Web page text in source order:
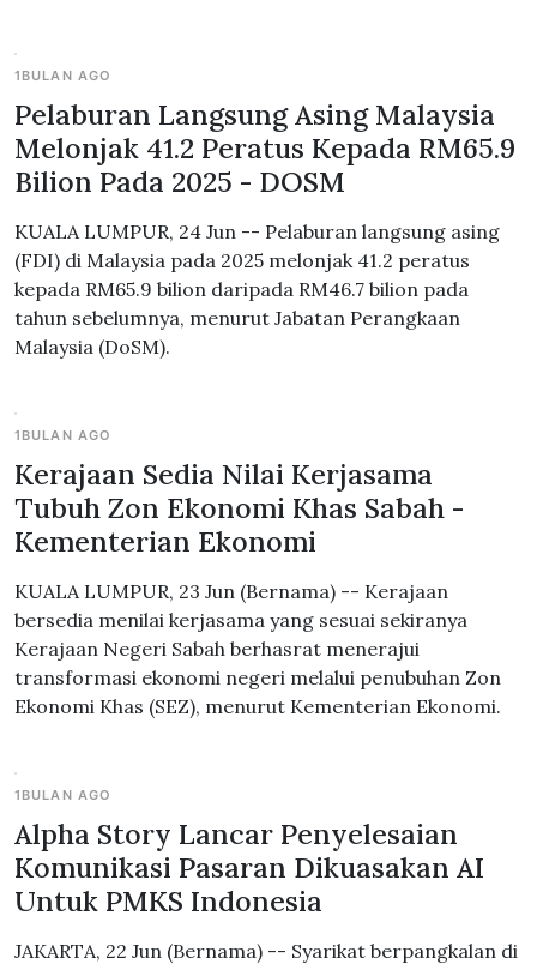
1BULAN AGO
Pelaburan Langsung Asing Malaysia
Melonjak 41.2 Peratus Kepada RM65.9
Bilion Pada 2025 - DOSM
KUALA LUMPUR, 24 Jun -- Pelaburan langsung asing
(FDI) di Malaysia pada 2025 melonjak 41.2 peratus
kepada RM65.9 bilion daripada RM46.7 bilion pada
tahun sebelumnya, menurut Jabatan Perangkaan
Malaysia (DoSM).
1BULAN AGO
Kerajaan Sedia Nilai Kerjasama
Tubuh Zon Ekonomi Khas Sabah -
Kementerian Ekonomi
KUALA LUMPUR, 23 Jun (Bernama) -- Kerajaan
bersedia menilai kerjasama yang sesuai sekiranya
Kerajaan Negeri Sabah berhasrat menerajui
transformasi ekonomi negeri melalui penubuhan Zon
Ekonomi Khas (SEZ), menurut Kementerian Ekonomi.
1BULAN AGO
Alpha Story Lancar Penyelesaian
Komunikasi Pasaran Dikuasakan AI
Untuk PMKS Indonesia
JAKARTA, 22 Jun (Bernama) -- Syarikat berpangkalan di